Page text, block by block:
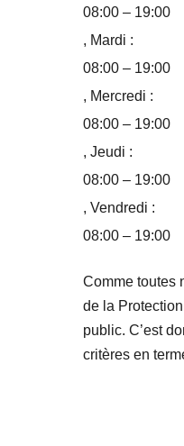
08:00 – 19:00
, Mardi :
08:00 – 19:00
, Mercredi :
08:00 – 19:00
, Jeudi :
08:00 – 19:00
, Vendredi :
08:00 – 19:00
Comme toutes
de la
public. C’est
critères en